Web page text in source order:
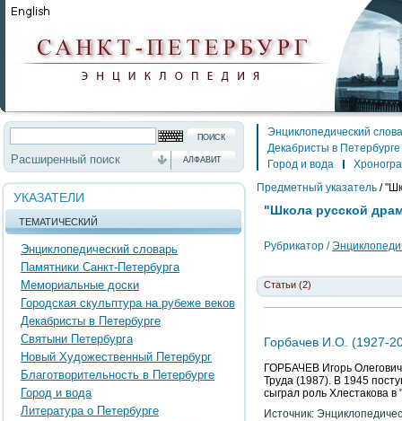
Расширенный поиск АЛФАВИТ
УКАЗАТЕЛИ
ТЕМАТИЧЕСКИЙ
Энциклопедический словарь
Памятники Санкт-Петербурга
Мемориальные доски
Городская скульптура на рубеже веков
Декабристы в Петербурге
Святыни Петербурга
Новый Художественный Петербург
Благотворительность в Петербурге
Город и вода
Литература о Петербурге
Энциклопедический
Декабристы в Петербурге
Город и вода
Предметный указатель /
"Школа русской
Рубрикатор /
Статьи (2)
Горбачев И.О. (1927-
ГОРБАЧЕВ Игорь
Труда (1987). В 1945
сыграл роль Хлестакова
Источник: